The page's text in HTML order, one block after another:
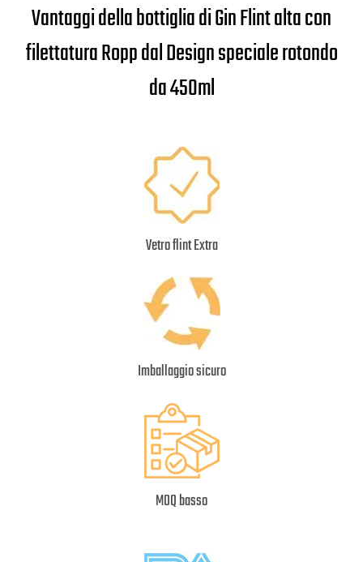
Vantaggi della bottiglia di Gin Flint alta con
filettatura Ropp dal Design speciale rotondo
da 450ml
Vetro flint Extra
Imballaggio sicuro
MOQ basso